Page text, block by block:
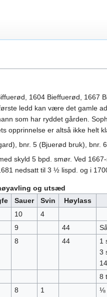
1604 Bieffuerød, 1667
ledd kan være det gamle
som har ryddet gården.
opprinnelse er altså ikke helt
bnr. 5 (Bjuerød bruk), bnr.
skyld 5 bpd. smør. Ved
nedsatt til 3 ½ lispd. og i
og utsæd
Sauer Svin Høylass
10
4
9 44
8 44
1
3
8
8 1
⅛